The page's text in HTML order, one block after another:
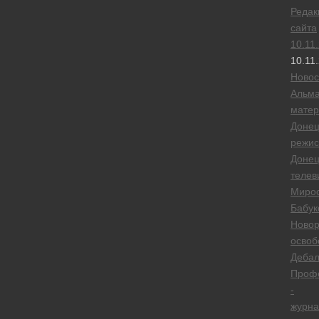
сайта
матер
-